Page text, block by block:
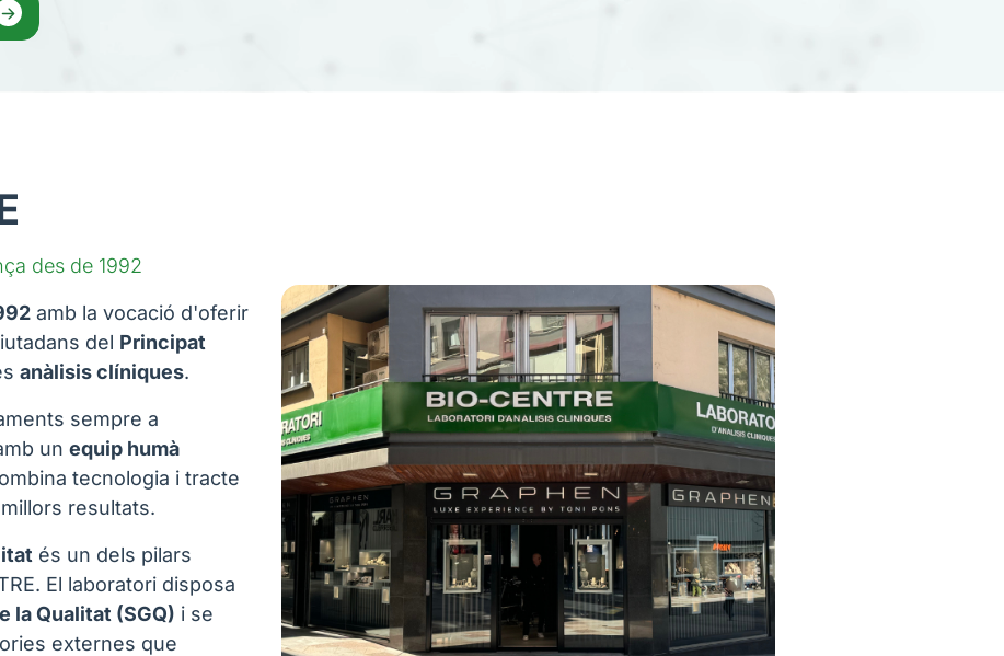
Sense cita prèvia
(+376) 821 920
Com arribar
Horaris
De dilluns a divendres
07:00–11:00
Dissabtes
08:00–09:30
des de 1992
amb la vocació d'oferir
del Principat
anàlisis clíniques.
sempre a
un equip humà
tecnologia i tracte
resultats.
és un dels pilars
El laboratori disposa
la Qualitat (SGQ) i se
externes que